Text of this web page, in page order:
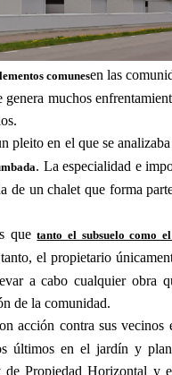
comunesen las
muchos
pleito en el que se
. La especialidad e
de un chalet que forma
quetanto el subsuelo como
el propietario
a cabo cualquier obra
de la comunidad.
acción contra sus
últimos en el jardín y
de Propiedad Horizontal